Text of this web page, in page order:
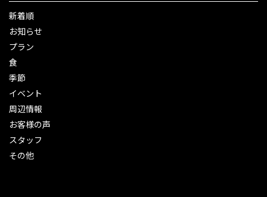
新着順
お知らせ
プラン
食
季節
イベント
周辺情報
お客様の声
スタッフ
その他